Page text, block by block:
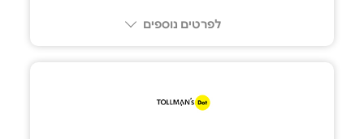
לפרטים נוספים